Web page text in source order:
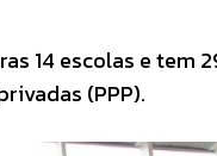
14 escolas e tem
(PPP).